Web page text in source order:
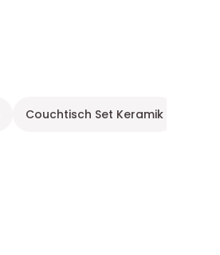
Couchtisch Set Keramik